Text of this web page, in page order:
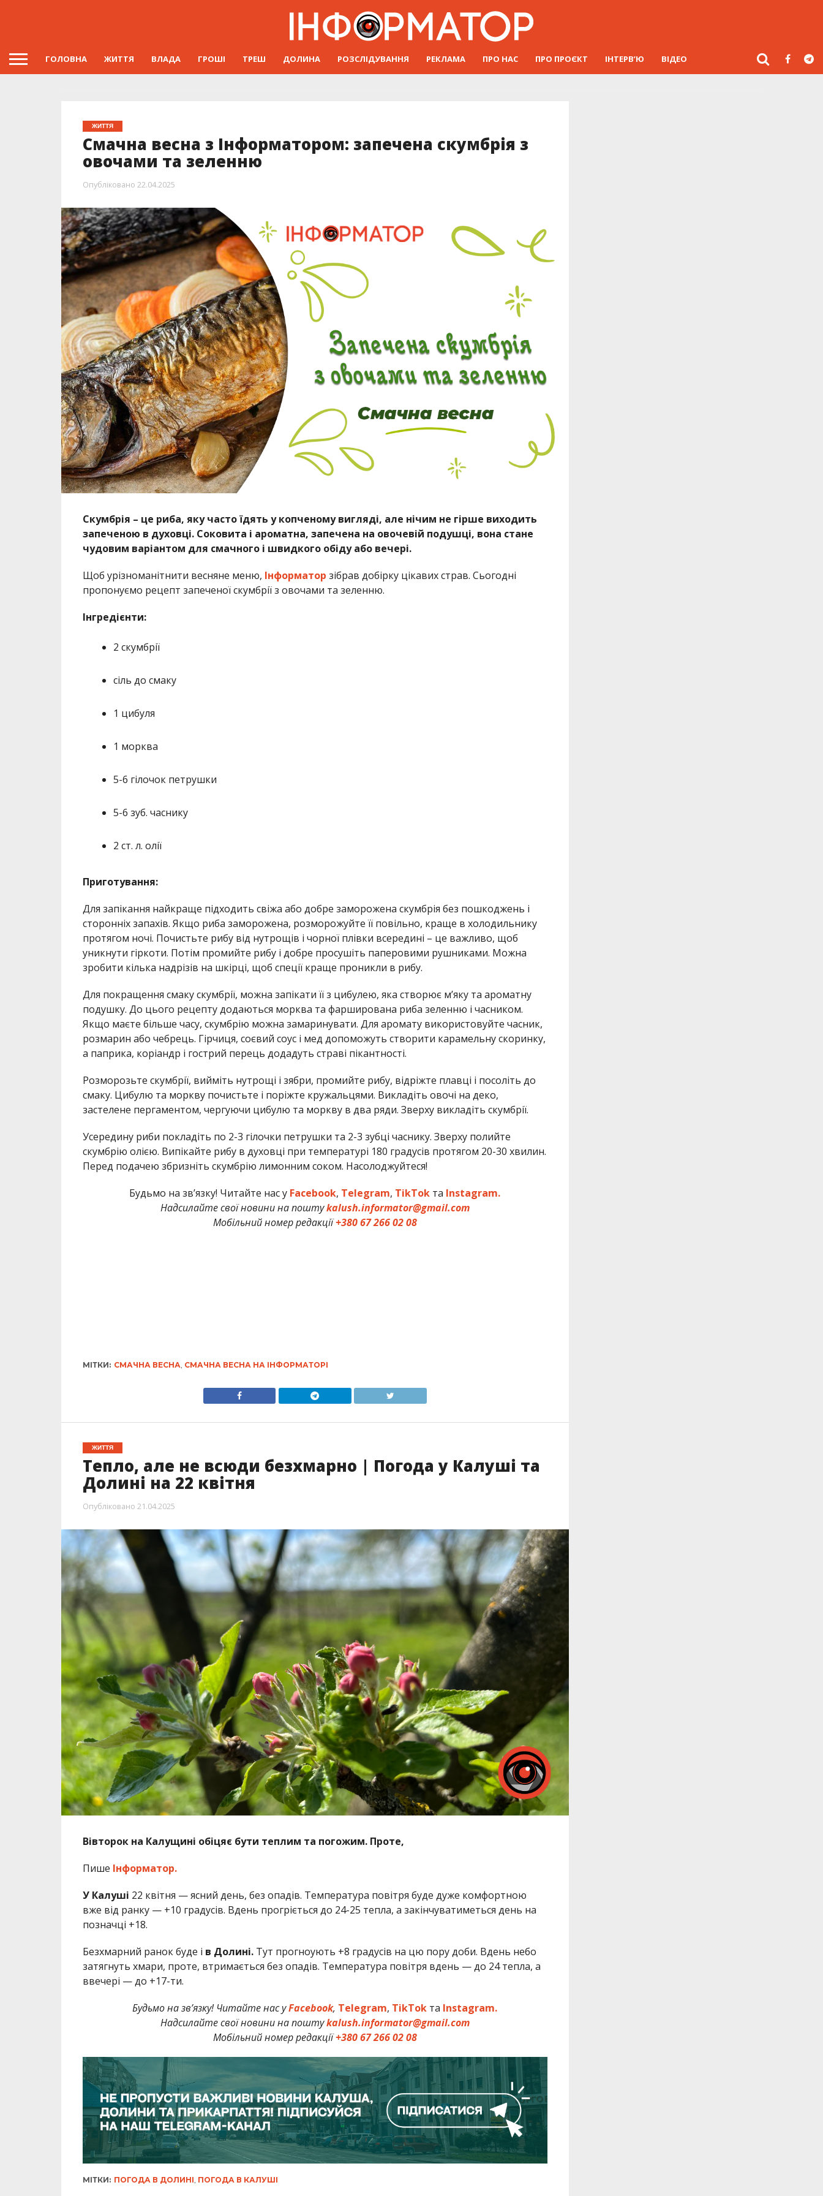
ГОЛОВНА ЖИТТЯ ВЛАДА ГРОШІ ТРЕШ ДОЛИНА РОЗСЛІДУВАННЯ РЕКЛАМА ПРО НАС ПРО ПРОЄКТ ІНТЕРВ’Ю ВІДЕО
ЖИТТЯ
Смачна весна з Інформатором: запечена скумбрія з
овочами та зеленню
Опубліковано 22.04.2025
Скумбрія – це риба, яку часто їдять у копченому вигляді, але нічим не гірше виходить
запеченою в духовці. Соковита і ароматна, запечена на овочевій подушці, вона стане
чудовим варіантом для смачного і швидкого обіду або вечері.
Щоб урізноманітнити весняне меню, Інформатор зібрав добірку цікавих страв. Сьогодні
пропонуємо рецепт запеченої скумбрії з овочами та зеленню.
Інгредієнти:
2 скумбрії
сіль до смаку
1 цибуля
1 морква
5-6 гілочок петрушки
5-6 зуб. часнику
2 ст. л. олії
Приготування:
Для запікання найкраще підходить свіжа або добре заморожена скумбрія без пошкоджень і
сторонніх запахів. Якщо риба заморожена, розморожуйте її повільно, краще в холодильнику
протягом ночі. Почистьте рибу від нутрощів і чорної плівки всередині – це важливо, щоб
уникнути гіркоти. Потім промийте рибу і добре просушіть паперовими рушниками. Можна
зробити кілька надрізів на шкірці, щоб спеції краще проникли в рибу.
Для покращення смаку скумбрії, можна запікати її з цибулею, яка створює м’яку та ароматну
подушку. До цього рецепту додаються морква та фарширована риба зеленню і часником.
Якщо маєте більше часу, скумбрію можна замаринувати. Для аромату використовуйте часник,
розмарин або чебрець. Гірчиця, соєвий соус і мед допоможуть створити карамельну скоринку,
а паприка, коріандр і гострий перець додадуть страві пікантності.
Розморозьте скумбрії, вийміть нутрощі і зябри, промийте рибу, відріжте плавці і посоліть до
смаку. Цибулю та моркву почистьте і поріжте кружальцями. Викладіть овочі на деко,
застелене пергаментом, чергуючи цибулю та моркву в два ряди. Зверху викладіть скумбрії.
Усередину риби покладіть по 2-3 гілочки петрушки та 2-3 зубці часнику. Зверху полийте
скумбрію олією. Випікайте рибу в духовці при температурі 180 градусів протягом 20-30 хвилин.
Перед подачею збризніть скумбрію лимонним соком. Насолоджуйтеся!
Будьмо на зв’язку! Читайте нас у Facebook, Telegram, TikTok та Instagram.
Надсилайте свої новини на поштуkalush.informator@gmail.com
Мобільний номер редакції+380 67 266 02 08
МІТКИ: СМАЧНА ВЕСНА, СМАЧНА ВЕСНА НА ІНФОРМАТОРІ
ЖИТТЯ
Тепло, але не всюди безхмарно | Погода у Калуші та
Долині на 22 квітня
Опубліковано 21.04.2025
Вівторок на Калущині обіцяє бути теплим та погожим. Проте,
Пише Інформатор.
У Калуші 22 квітня — ясний день, без опадів. Температура повітря буде дуже комфортною
вже від ранку — +10 градусів. Вдень прогріється до 24-25 тепла, а закінчуватиметься день на
позначці +18.
Безхмарний ранок буде і в Долині.Тут прогноують +8 градусів на цю пору доби. Вдень небо
затягнуть хмари, проте, втримається без опадів. Температура повітря вдень — до 24 тепла, а
ввечері — до +17-ти.
Будьмо на зв’язку! Читайте нас уFacebook, Telegram, TikTok та Instagram.
Надсилайте свої новини на поштуkalush.informator@gmail.com
Мобільний номер редакції+380 67 266 02 08
МІТКИ: ПОГОДА В ДОЛИНІ ПОГОДА В КАЛУШІ